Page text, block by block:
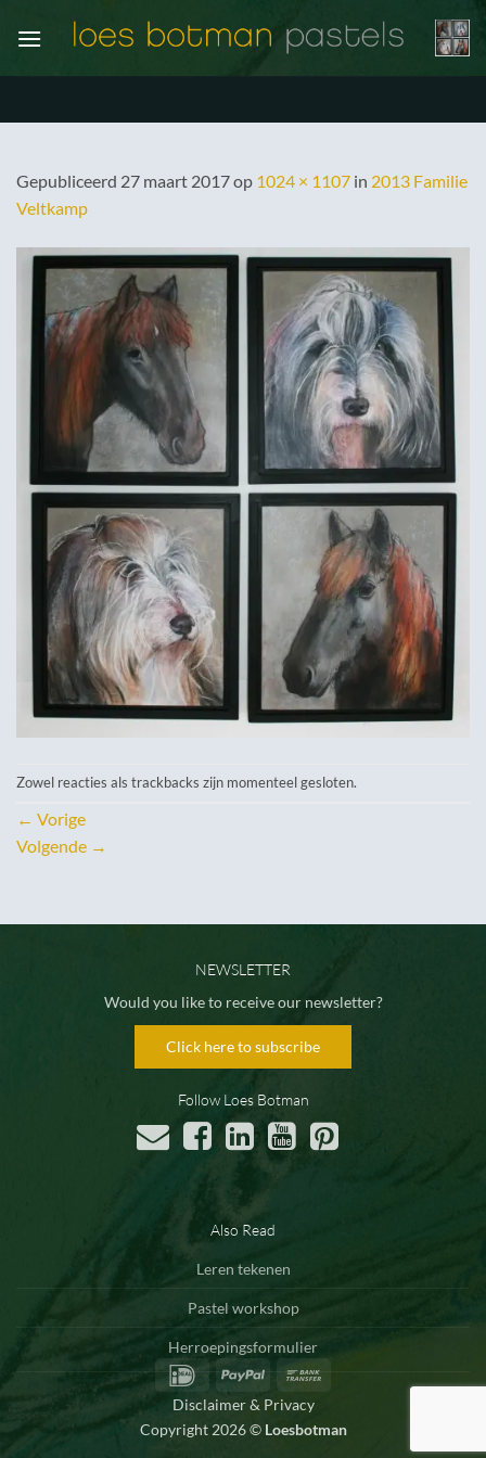
naar
Gepubliceerd 27 maart 2017op 1024 × 1107 in 2013 Familie
Veltkamp
Zowel reacties als trackbacks zijn momenteel gesloten.
← Vorige
Volgende →
NEWSLETTER
Would you like to receive our newsletter?
Click here to subscribe
Follow Loes Botman
Also Read
Leren tekenen
Pastel workshop
Herroepingsformulier
IDeal
PayPal
Disclaimer & Privacy
Copyright 2026 © Loesbotman